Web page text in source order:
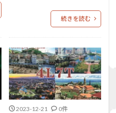
続きを読む
2023-12-21 0件